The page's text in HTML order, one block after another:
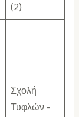
(2)
Σχολή
Τυφλών –